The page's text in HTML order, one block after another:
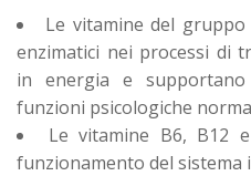
Le vitamine del
enzimatici nei processi di
in energia e
funzioni psicologiche
Le vitamine B6, B12
funzionamento del sistema